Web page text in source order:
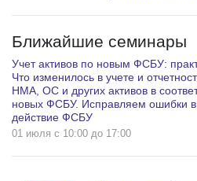
Ближайшие семинары
Учет активов по новым ФСБУ:
Что изменилось в учете и
НМА, ОС и других активов в
новых ФСБУ. Исправляем ошибки
действие ФСБУ
01 июля c 10:00 до 17:00